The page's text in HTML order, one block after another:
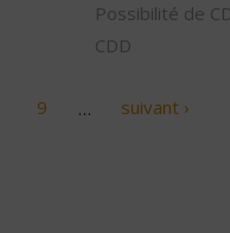
Possibilité de
CDD
9 … suivant ›